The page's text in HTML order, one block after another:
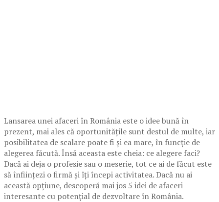
Lansarea unei afaceri în România este o idee bună în
prezent, mai ales că oportunitățile sunt destul de multe, iar
posibilitatea de scalare poate fi și ea mare, în funcție de
alegerea făcută. Însă aceasta este cheia: ce alegere faci?
Dacă ai deja o profesie sau o meserie, tot ce ai de făcut este
să înființezi o firmă și îți începi activitatea. Dacă nu ai
această opțiune, descoperă mai jos 5 idei de afaceri
interesante cu potențial de dezvoltare în România.